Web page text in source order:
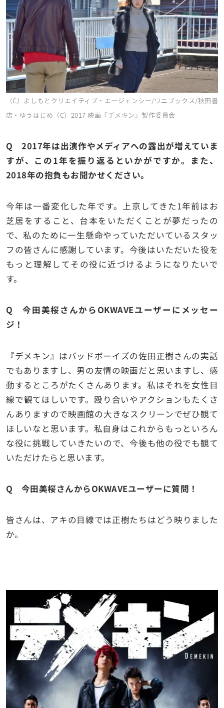
（C）よしもとクリエイティブ・エージェンシー/ワニブックス/秋田書
店・ゆうはじめ（C）2017 映画『デメキン』製作委員会
Q 2017年は出演作やメディアへの露出が増えていま
すが、この1年を振り返るといかがですか。また、
2018年の抱負もお聞かせください。
今年は一番変化した年です。上京してきた1年前はお
芝居をすること、台本をいただくことが夢だったの
で、私のために一生懸命やっていただいているスタッ
フの皆さんに感謝しています。今後はいただいた役を
もっと理解してその役に近づけるようになりたいで
す。
Q 今田美桜さんからOKWAVEユーザーにメッセー
ジ！
『デメキン』はバッドボーイズの佐田正樹さんの実話
でもありますし、男の友情の映画だと思いますし、感
動するところがたくさんあります。私はそれを女性目
線で観てほしいです。殴り合いやアクションもたくさ
んありますので映画館の大きなスクリーンでぜひ観て
ほしいなと思います。私自身はこれからもっといろん
な役に挑戦していきたいので、今後も他の役でも観て
いただけたらと思います。
Q 今田美桜さんからOKWAVEユーザーに質問！
皆さんは、アキの目線では正樹たちはどう映りました
か。